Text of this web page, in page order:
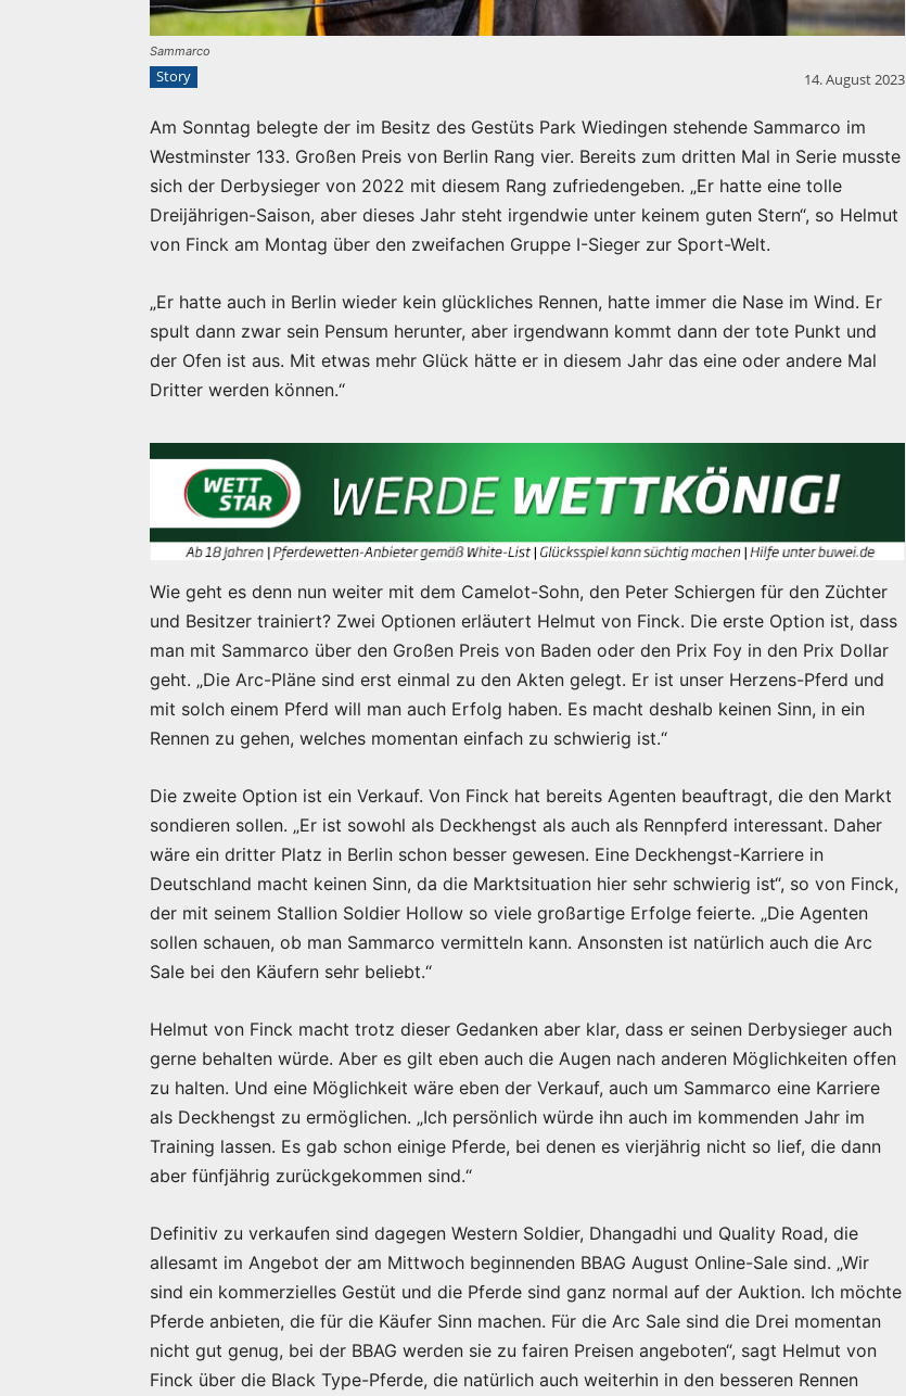
Sammarco
Story 14. August 2023
Am Sonntag belegte der im Besitz des Gestüts Park Wiedingen stehende Sammarco im
Westminster 133. Großen Preis von Berlin Rang vier. Bereits zum dritten Mal in Serie musste
sich der Derbysieger von 2022 mit diesem Rang zufriedengeben. „Er hatte eine tolle
Dreijährigen-Saison, aber dieses Jahr steht irgendwie unter keinem guten Stern“, so Helmut
von Finck am Montag über den zweifachen Gruppe I-Sieger zur Sport-Welt.
„Er hatte auch in Berlin wieder kein glückliches Rennen, hatte immer die Nase im Wind. Er
spult dann zwar sein Pensum herunter, aber irgendwann kommt dann der tote Punkt und
der Ofen ist aus. Mit etwas mehr Glück hätte er in diesem Jahr das eine oder andere Mal
Dritter werden können.“
Wie geht es denn nun weiter mit dem Camelot-Sohn, den Peter Schiergen für den Züchter
und Besitzer trainiert? Zwei Optionen erläutert Helmut von Finck. Die erste Option ist, dass
man mit Sammarco über den Großen Preis von Baden oder den Prix Foy in den Prix Dollar
geht. „Die Arc-Pläne sind erst einmal zu den Akten gelegt. Er ist unser Herzens-Pferd und
mit solch einem Pferd will man auch Erfolg haben. Es macht deshalb keinen Sinn, in ein
Rennen zu gehen, welches momentan einfach zu schwierig ist.“
Die zweite Option ist ein Verkauf. Von Finck hat bereits Agenten beauftragt, die den Markt
sondieren sollen. „Er ist sowohl als Deckhengst als auch als Rennpferd interessant. Daher
wäre ein dritter Platz in Berlin schon besser gewesen. Eine Deckhengst-Karriere in
Deutschland macht keinen Sinn, da die Marktsituation hier sehr schwierig ist“, so von Finck,
der mit seinem Stallion Soldier Hollow so viele großartige Erfolge feierte. „Die Agenten
sollen schauen, ob man Sammarco vermitteln kann. Ansonsten ist natürlich auch die Arc
Sale bei den Käufern sehr beliebt.“
Helmut von Finck macht trotz dieser Gedanken aber klar, dass er seinen Derbysieger auch
gerne behalten würde. Aber es gilt eben auch die Augen nach anderen Möglichkeiten offen
zu halten. Und eine Möglichkeit wäre eben der Verkauf, auch um Sammarco eine Karriere
als Deckhengst zu ermöglichen. „Ich persönlich würde ihn auch im kommenden Jahr im
Training lassen. Es gab schon einige Pferde, bei denen es vierjährig nicht so lief, die dann
aber fünfjährig zurückgekommen sind.“
Definitiv zu verkaufen sind dagegen Western Soldier, Dhangadhi und Quality Road, die
allesamt im Angebot der am Mittwoch beginnenden BBAG August Online-Sale sind. „Wir
sind ein kommerzielles Gestüt und die Pferde sind ganz normal auf der Auktion. Ich möchte
Pferde anbieten, die für die Käufer Sinn machen. Für die Arc Sale sind die Drei momentan
nicht gut genug, bei der BBAG werden sie zu fairen Preisen angeboten“, sagt Helmut von
Finck über die Black Type-Pferde, die natürlich auch weiterhin in den besseren Rennen